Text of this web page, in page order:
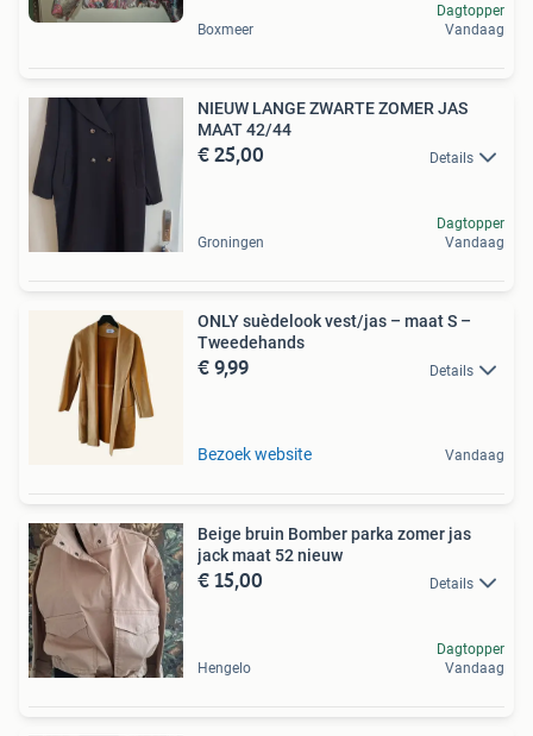
Boxmeer
Dagtopper
Vandaag
NIEUW LANGE ZWARTE ZOMER JAS
MAAT 42/44
€ 25,00 Details
Groningen
Dagtopper
Vandaag
ONLY suèdelook vest/jas – maat S –
Tweedehands
€ 9,99 Details
Bezoek website Vandaag
Beige bruin Bomber parka zomer jas
jack maat 52 nieuw
€ 15,00 Details
Hengelo
Dagtopper
Vandaag